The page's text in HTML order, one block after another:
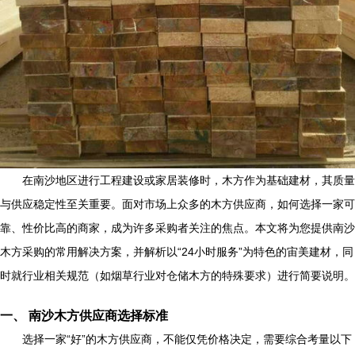
在南沙地区进行工程建设或家居装修时，木方作为基础建材，其质量
与供应稳定性至关重要。面对市场上众多的木方供应商，如何选择一家可
靠、性价比高的商家，成为许多采购者关注的焦点。本文将为您提供南沙
木方采购的常用解决方案，并解析以“24小时服务”为特色的宙美建材，同
时就行业相关规范（如烟草行业对仓储木方的特殊要求）进行简要说明。
一、 南沙木方供应商选择标准
选择一家“好”的木方供应商，不能仅凭价格决定，需要综合考量以下